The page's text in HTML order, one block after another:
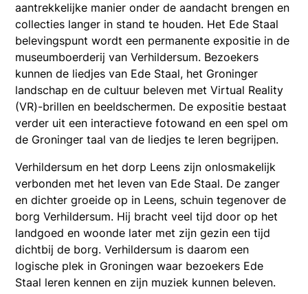
aantrekkelijke manier onder de aandacht brengen en
collecties langer in stand te houden. Het Ede Staal
belevingspunt wordt een permanente expositie in de
museumboerderij van Verhildersum. Bezoekers
kunnen de liedjes van Ede Staal, het Groninger
landschap en de cultuur beleven met Virtual Reality
(VR)-brillen en beeldschermen. De expositie bestaat
verder uit een interactieve fotowand en een spel om
de Groninger taal van de liedjes te leren begrijpen.
Verhildersum en het dorp Leens zijn onlosmakelijk
verbonden met het leven van Ede Staal. De zanger
en dichter groeide op in Leens, schuin tegenover de
borg Verhildersum. Hij bracht veel tijd door op het
landgoed en woonde later met zijn gezin een tijd
dichtbij de borg. Verhildersum is daarom een
logische plek in Groningen waar bezoekers Ede
Staal leren kennen en zijn muziek kunnen beleven.